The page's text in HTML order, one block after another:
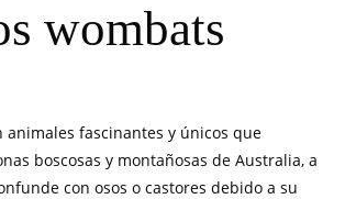
wombats
animales fascinantes y únicos que
boscosas y montañosas de Australia, a
con osos o castores debido a su